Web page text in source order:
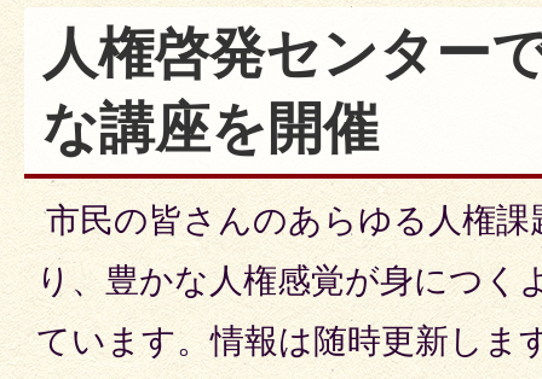
人権啓発センター
な講座を開催
市民の皆さんのあらゆる人権課
り、豊かな人権感覚が身につく
ています。情報は随時更新しま